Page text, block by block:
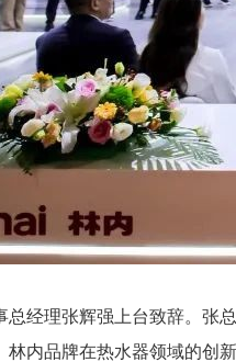
总经理张辉强上台致辞。张
林内品牌在热水器领域的创